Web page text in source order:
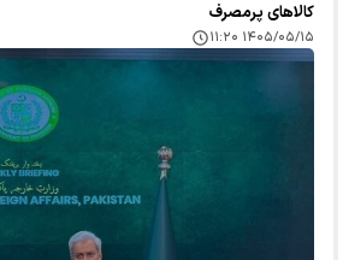
کالا‌های پرمصرف
۱۴۰۵/۰۵/۱۵ ۱۱:۲۰